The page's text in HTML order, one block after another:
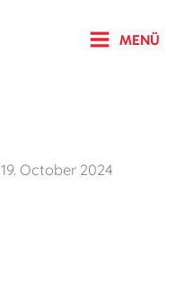
MENÜ
19. October 2024